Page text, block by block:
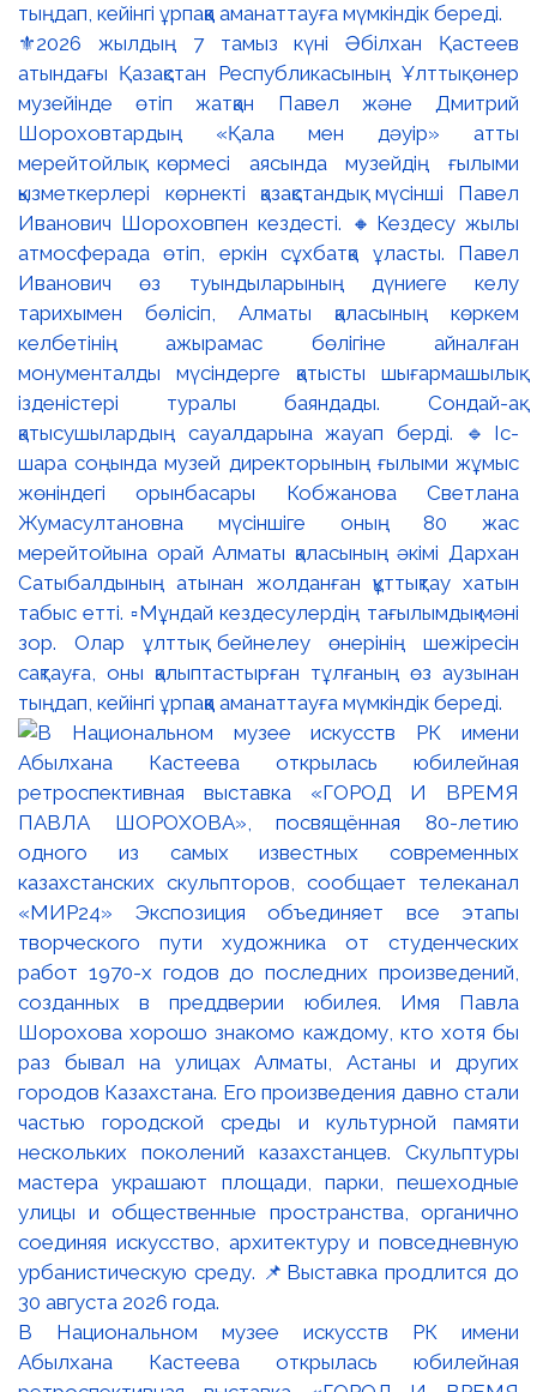
⚜️2026 жылдың 7 тамыз күні Әбілхан Қастеев
атындағы Қазақстан Республикасының Ұлттық өнер
музейінде өтіп жатқан Павел және Дмитрий
Шороховтардың «Қала мен дәуір» атты
мерейтойлық көрмесі аясында музейдің ғылыми
қызметкерлері көрнекті қазақстандық мүсінші Павел
Иванович Шороховпен кездесті. 🔸Кездесу жылы
атмосферада өтіп, еркін сұхбатқа ұласты. Павел
Иванович өз туындыларының дүниеге келу
тарихымен бөлісіп, Алматы қаласының көркем
келбетінің ажырамас бөлігіне айналған
монументалды мүсіндерге қатысты шығармашылық
ізденістері туралы баяндады. Сондай-ақ
қатысушылардың сауалдарына жауап берді. 🔹Іс-
шара соңында музей директорының ғылыми жұмыс
жөніндегі орынбасары Кобжанова Светлана
Жумасултановна мүсіншіге оның 80 жас
мерейтойына орай Алматы қаласының әкімі Дархан
Сатыбалдының атынан жолданған құттықтау хатын
табыс етті. ▫️Мұндай кездесулердің тағылымдық мәні
зор. Олар ұлттық бейнелеу өнерінің шежіресін
сақтауға, оны қалыптастырған тұлғаның өз аузынан
тыңдап, кейінгі ұрпаққа аманаттауға мүмкіндік береді.
В Национальном музее искусств РК имени
Абылхана Кастеева открылась юбилейная